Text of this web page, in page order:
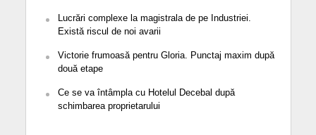
Lucrări complexe la magistrala de pe Industriei.
Există riscul de noi avarii
Victorie frumoasă pentru Gloria. Punctaj maxim după
două etape
Ce se va întâmpla cu Hotelul Decebal după
schimbarea proprietarului